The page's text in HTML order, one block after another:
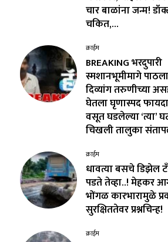
चार बाळांना जन्म!
चकित,...
क्राईम
BREAKING भरदुपारी
स्मशानभूमीमागे
दिव्यांग तरुणीच्या
घेतला घृणास्पद
वसूत घडलेल्या ‘त्या’
चिखली तालुका
क्राईम
धावत्या बसचे
पडते तेव्हा..! मेहकर
भोंगळ कारभारामुळे
सुरक्षिततेवर प्रश्नचिन्ह!
क्राईम